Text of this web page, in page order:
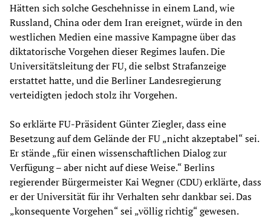
Hätten sich solche Geschehnisse in einem Land, wie
Russland, China oder dem Iran ereignet, würde in den
westlichen Medien eine massive Kampagne über das
diktatorische Vorgehen dieser Regimes laufen. Die
Universitätsleitung der FU, die selbst Strafanzeige
erstattet hatte, und die Berliner Landesregierung
verteidigten jedoch stolz ihr Vorgehen.
So erklärte FU-Präsident Günter Ziegler, dass eine
Besetzung auf dem Gelände der FU „nicht akzeptabel“ sei.
Er stände „für einen wissenschaftlichen Dialog zur
Verfügung – aber nicht auf diese Weise.“ Berlins
regierender Bürgermeister Kai Wegner (CDU) erklärte, dass
er der Universität für ihr Verhalten sehr dankbar sei. Das
„konsequente Vorgehen“ sei „völlig richtig“ gewesen.